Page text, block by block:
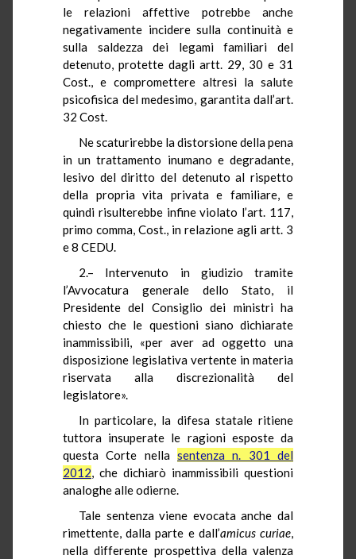
le relazioni affettive potrebbe anche
negativamente incidere sulla continuità e
sulla saldezza dei legami familiari del
detenuto, protette dagli artt. 29, 30 e 31
Cost., e compromettere altresì la salute
psicofisica del medesimo, garantita dall’art.
32 Cost.
Ne scaturirebbe la distorsione della pena
in un trattamento inumano e degradante,
lesivo del diritto del detenuto al rispetto
della propria vita privata e familiare, e
quindi risulterebbe infine violato l’art. 117,
primo comma, Cost., in relazione agli artt. 3
e 8 CEDU.
2.– Intervenuto in giudizio tramite
l’Avvocatura generale dello Stato, il
Presidente del Consiglio dei ministri ha
chiesto che le questioni siano dichiarate
inammissibili, «per aver ad oggetto una
disposizione legislativa vertente in materia
riservata alla discrezionalità del
legislatore».
In particolare, la difesa statale ritiene
tuttora insuperate le ragioni esposte da
questa Corte nella sentenza n. 301 del
2012, che dichiarò inammissibili questioni
analoghe alle odierne.
Tale sentenza viene evocata anche dal
rimettente, dalla parte e dall’amicus curiae,
nella differente prospettiva della valenza